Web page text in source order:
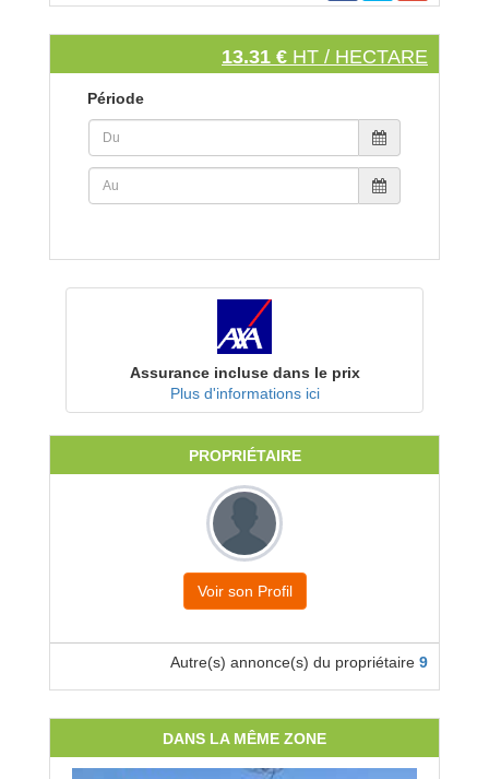
13.31 € HT / HECTARE
Période
Assurance incluse dans le prix
Plus d'informations ici
PROPRIÉTAIRE
Voir son Profil
Autre(s) annonce(s) du propriétaire 9
DANS LA MÊME ZONE